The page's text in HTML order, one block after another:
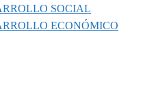
SOCIAL
ECONÓMICO